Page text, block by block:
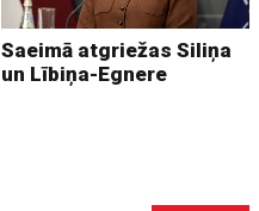
Saeimā atgriežas Siliņa
un Lībiņa-Egnere